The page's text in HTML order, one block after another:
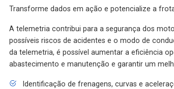
Transforme dados em ação e potencialize a
A telemetria contribui para a segurança dos
possíveis riscos de acidentes e o modo de
da telemetria, é possível aumentar a eficiência
abastecimento e manutenção e garantir um
Identificação de frenagens, curvas e